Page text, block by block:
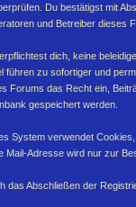
Du bestätigst mit
und Betreiber dieses
dich, keine
führen zu sofortiger und
Forums das Recht ein,
gespeichert werden.
System verwendet
Mail-Adresse wird nur zur
das Abschließen der